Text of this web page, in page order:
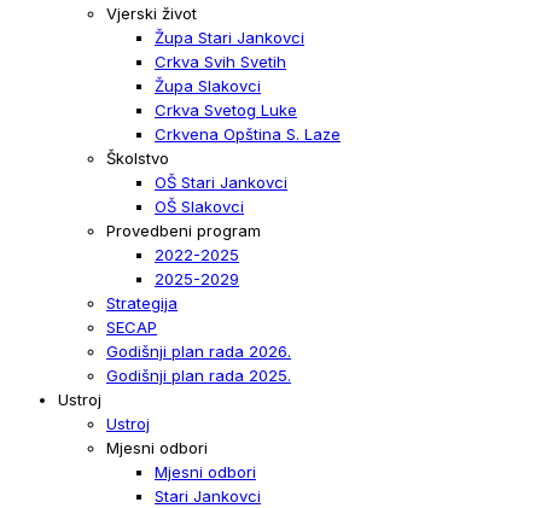
Vjerski život
Župa Stari Jankovci
Crkva Svih Svetih
Župa Slakovci
Crkva Svetog Luke
Crkvena Opština S. Laze
Školstvo
OŠ Stari Jankovci
OŠ Slakovci
Provedbeni program
2022-2025
2025-2029
Strategija
SECAP
Godišnji plan rada 2026.
Godišnji plan rada 2025.
Ustroj
Ustroj
Mjesni odbori
Mjesni odbori
Stari Jankovci